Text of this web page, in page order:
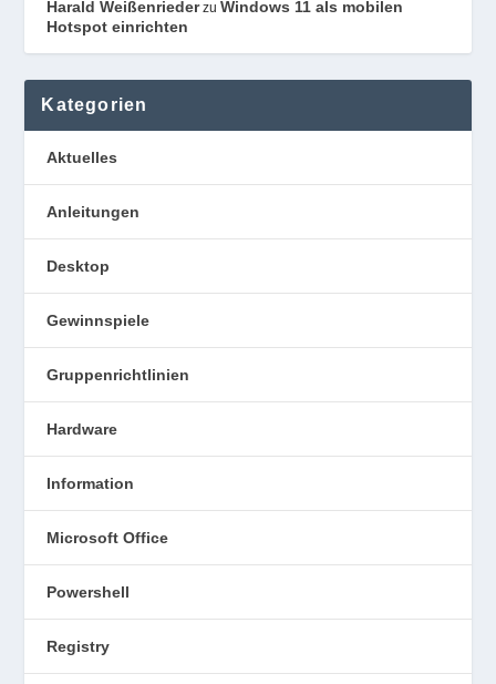
Harald WeißenriederzuWindows 11 als mobilen
Hotspot einrichten
Kategorien
Aktuelles
Anleitungen
Desktop
Gewinnspiele
Gruppenrichtlinien
Hardware
Information
Microsoft Office
Powershell
Registry